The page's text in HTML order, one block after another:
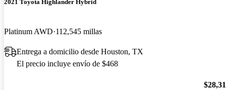
2021 Toyota Highlander Hybrid
Platinum AWD 112,545 millas
Entrega a domicilio desde Houston, TX
El precio incluye envío de $468